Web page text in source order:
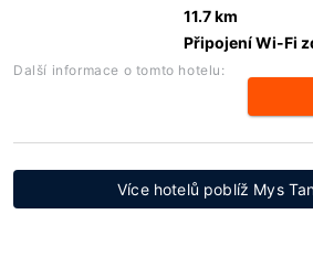
11.7 km
Připojení Wi-Fi
Další informace o tomto hotelu:
Více hotelů poblíž Mys